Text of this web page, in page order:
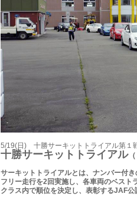
5/19(日) 十勝サーキットトライアル第１
十勝サーキットトライアル（
サーキットトライアルとは、ナンバー付
フリー走行を2回実施し、各車両のベスト
クラス内で順位を決定し、表彰するJAF公